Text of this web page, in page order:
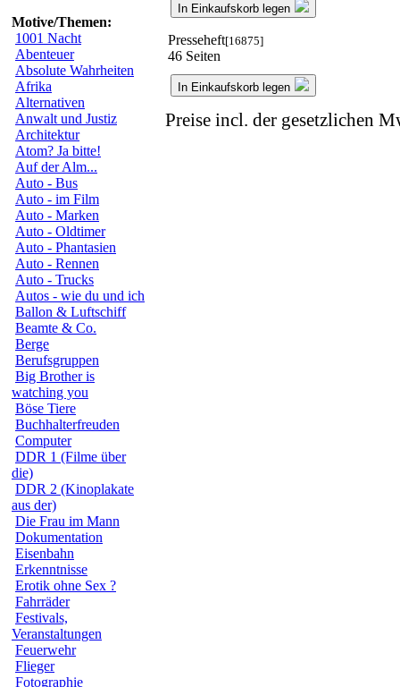
Motive/Themen:
1001 Nacht
Abenteuer
Absolute Wahrheiten
Afrika
Alternativen
Anwalt und Justiz
Architektur
Atom? Ja bitte!
Auf der Alm...
Auto - Bus
Auto - im Film
Auto - Marken
Auto - Oldtimer
Auto - Phantasien
Auto - Rennen
Auto - Trucks
Autos - wie du und ich
Ballon & Luftschiff
Beamte & Co.
Berge
Berufsgruppen
Big Brother is
watching you
Böse Tiere
Buchhalterfreuden
Computer
DDR 1 (Filme über
die)
DDR 2 (Kinoplakate
aus der)
Die Frau im Mann
Dokumentation
Eisenbahn
Erkenntnisse
Erotik ohne Sex ?
Fahrräder
Festivals,
Veranstaltungen
Feuerwehr
Flieger
Fotographie
In Einkaufskorb legen
Presseheft[16875]
46 Seiten
In Einkaufskorb legen
Preise incl. der gesetzlichen